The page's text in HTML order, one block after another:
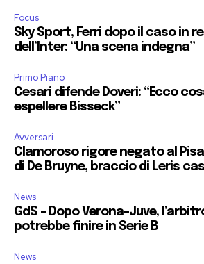
Focus
Sky Sport, Ferri dopo il caso in
dell’Inter: “Una scena indegna”
Primo Piano
Cesari difende Doveri: “Ecco
espellere Bisseck”
Avversari
Clamoroso rigore negato al
di De Bruyne, braccio di Leris
News
GdS – Dopo Verona-Juve,
potrebbe finire in Serie B
News